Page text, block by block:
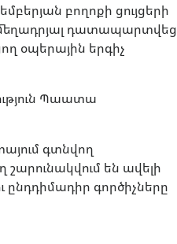
բողոքի ցույցերի
դատապարտվեց
օպերային երգիչ
Պաատա
գտնվող
շարունակվում են ավելի
գործիչները